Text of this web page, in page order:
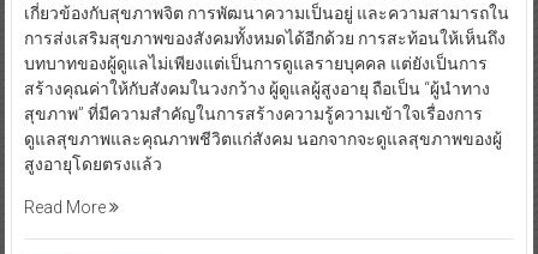
เกี่ยวข้องกับสุขภาพจิต การพัฒนาความเป็นอยู่ และความสามารถใน
การส่งเสริมสุขภาพของสังคมทั้งหมดได้อีกด้วย การสะท้อนให้เห็นถึง
บทบาทของผู้ดูแลไม่เพียงแต่เป็นการดูแลรายบุคคล แต่ยังเป็นการ
สร้างคุณค่าให้กับสังคมในวงกว้าง ผู้ดูแลผู้สูงอายุ ถือเป็น “ผู้นำทาง
สุขภาพ” ที่มีความสำคัญในการสร้างความรู้ความเข้าใจเรื่องการ
ดูแลสุขภาพและคุณภาพชีวิตแก่สังคม นอกจากจะดูแลสุขภาพของผู้
สูงอายุโดยตรงแล้ว
Read More